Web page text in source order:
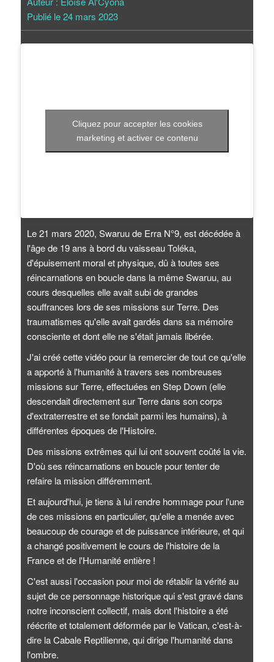
Publié le 24 mars 2023
Cliquez pour accepter les cookies
marketing et activer ce contenu
Le 21 mars 2020, Swaruu de Erra N°9, est décédée à
l'âge de 19 ans à bord du vaisseau Toléka,
d'épuisement moral et physique, dû à toutes ses
réincarnations en boucle dans la même Swaruu, au
cours desquelles elle avait subi de grandes
souffrances lors de ses missions sur Terre. Des
traumatismes qu'elle avait gardés dans sa mémoire
consciente et dont elle ne s'était jamais libérée.
J'ai créé cette vidéo pour la remercier de tout ce qu'elle
a apporté à l'humanité à travers ses nombreuses
missions sur Terre, effectuées en Step Down (elle
descendait directement sur Terre dans son corps
d'extraterrestre et se fondait parmi les humains), à
différentes époques de l'Histoire.
Des missions extrêmes qui lui ont souvent coûté la vie.
D'où ses réincarnations en boucle pour tenter de
refaire la mission différemment.
Et aujourd'hui, je tiens à lui rendre hommage pour l'une
de ces missions en particulier, qu'elle a menée avec
beaucoup de courage et de puissance intérieure, et qui
a changé positivement le cours de l'histoire de la
France et de l'Humanité entière !
C'est aussi l'occasion pour moi de rétablir la vérité au
sujet de ce personnage historique qui s'est gravé dans
notre inconscient collectif, mais dont l'histoire a été
réécrite et totalement déformée par le Vatican, c'est-à-
dire la Cabale Reptilienne, qui dirige l'humanité dans
l'ombre.